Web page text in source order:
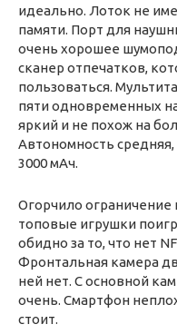
идеально. Лоток не
памяти. Порт для
очень хорошее
сканер отпечатков,
пользоваться.
пяти одновременных
яркий и не похож на
Автономность средняя,
3000 мАч.
Огорчило ограничение
топовые игрушки
обидно за то, что нет
Фронтальная камера
ней нет. С основной
очень. Смартфон
стоит.